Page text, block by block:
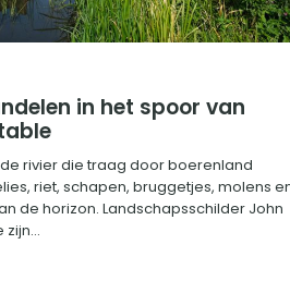
in het spoor van
rivier die traag door boerenland
riet, schapen, bruggetjes, molens
de horizon. Landschapsschilder John